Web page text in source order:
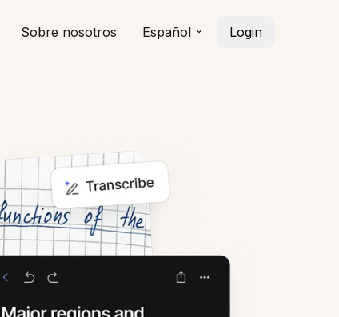
Sobre nosotros Español Login